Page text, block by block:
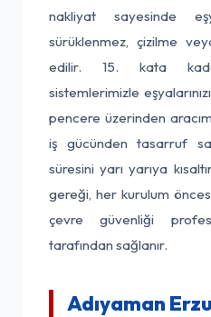
nakliyat sayesinde
sürüklenmez, çizilme
edilir. 15. kata
sistemlerimizle
pencere üzerinden
iş gücünden tasarruf
süresini yarı yarıya
gereği, her kurulum
çevre güvenliği
tarafından sağlanır.
Adıyaman